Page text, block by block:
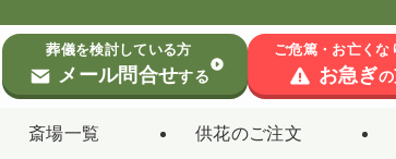
斎場一覧 供花のご注文
葬儀を検討している方
メール問合せする
ご危篤・お亡くな
お急ぎの